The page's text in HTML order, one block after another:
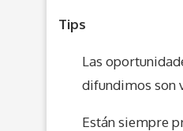
Tips
Las
difundimos son
Están siempre